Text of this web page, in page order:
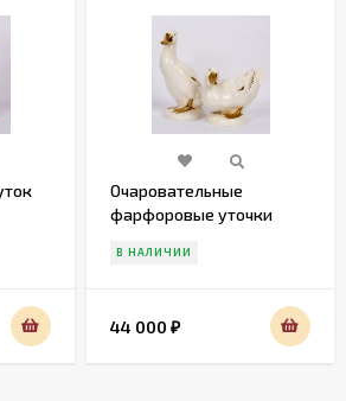
Очаровательные
фарфоровые уточки
В НАЛИЧИИ
44 000 ₽